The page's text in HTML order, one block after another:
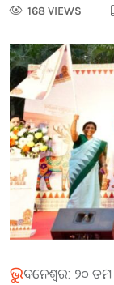
168 VIEWS
ଭୁବନେଶ୍ଵର: ୨୦ ତମ